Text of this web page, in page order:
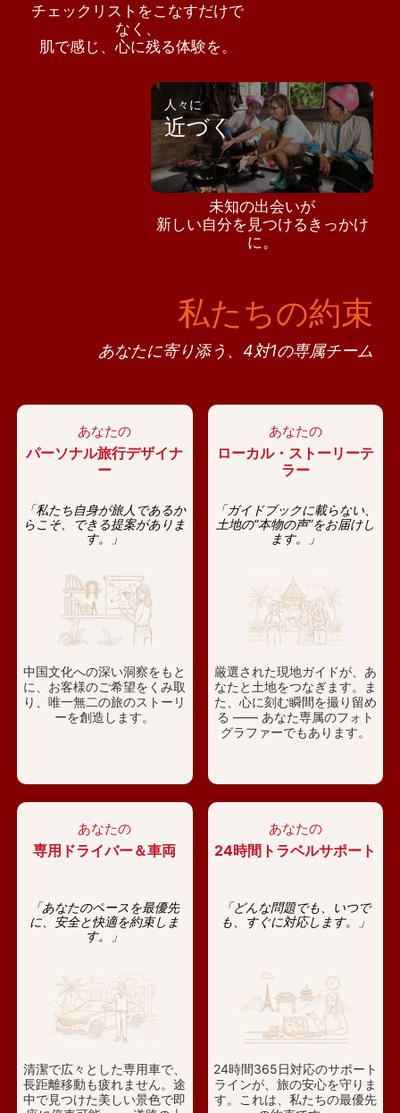
チェックリストをこなすだけで
なく、
肌で感じ、心に残る体験を。
人々に
近づく
未知の出会いが
新しい自分を見つけるきっかけ
に。
私たちの約束
あなたに寄り添う、4対1の専属チーム
あなたの
パーソナル旅行デザイナ
ー
「私たち自身が旅人であるか
らこそ、できる提案がありま
す。」
中国文化への深い洞察をもと
に、お客様のご希望をくみ取
り、唯一無二の旅のストーリ
ーを創造します。
あなたの
ローカル・ストーリーテ
ラー
「ガイドブックに載らない、
土地の“本物の声”をお届けし
ます。」
厳選された現地ガイドが、あ
なたと土地をつなぎます。ま
た、心に刻む瞬間を撮り留め
る —— あなた専属のフォト
グラファーでもあります。
あなたの
専用ドライバー＆車両
「あなたのペースを最優先
に、安全と快適を約束しま
す。」
清潔で広々とした専用車で、
長距離移動も疲れません。途
中で見つけた美しい景色で即
あなたの
24時間トラベルサポート
「どんな問題でも、いつで
も、すぐに対応します。」
24時間365日対応のサポート
ラインが、旅の安心を守りま
す。これは、私たちの最優先